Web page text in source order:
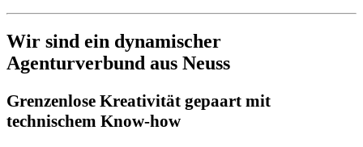
Wir sind ein dynamischer
Agenturverbund aus Neuss
Grenzenlose Kreativität gepaart mit
technischem Know-how